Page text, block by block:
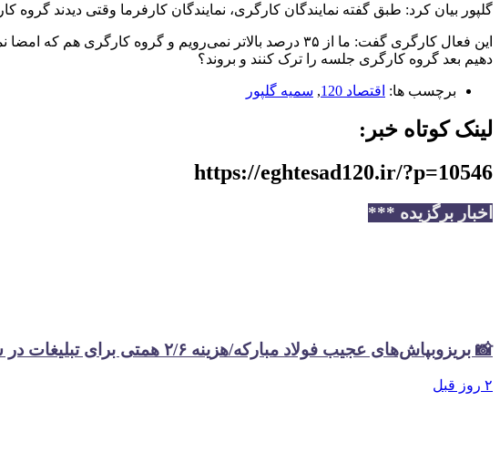
گلپور بیان کرد: طبق گفته نمایندگان کارگری، نمایندگان کارفرما وقتی دیدند گروه کارگری به افزایش ۳۵ درصدی رضایت نمی دهند و خواستار افزایش
دهیم بعد گروه کارگری جلسه را ترک کنند و بروند؟
برچسب ها: اقتصاد 120 , سمیه گلپور
لینک کوتاه خبر:
https://eghtesad120.ir/?p=10546
اخبار برگزیده ***
📸 بریزوبپاش‌های عجیب فولاد مبارکه/هزینه ۲/۶ همتی برای تبلیغات در سال گذشته
۲ روز قبل